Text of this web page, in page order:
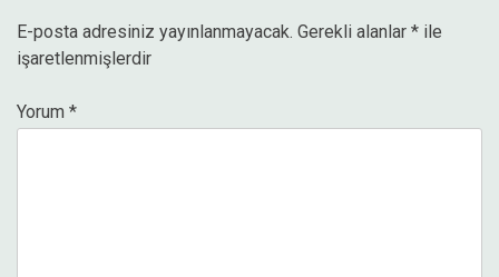
E-posta adresiniz yayınlanmayacak. Gerekli alanlar * ile
işaretlenmişlerdir
Yorum *